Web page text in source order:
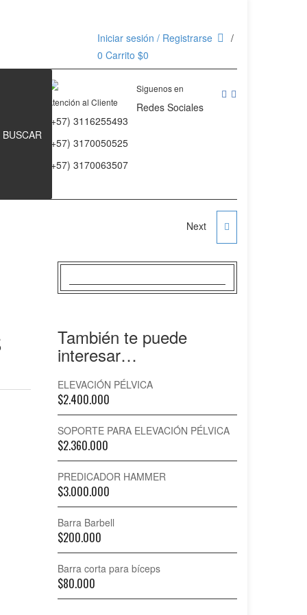
Iniciar sesión / Registrarse
0 Carrito $0
Atención al Cliente
(+57) 3116255493
(+57) 3170050525
(+57) 3170063507
Siguenos en
Redes Sociales
BUSCAR
COLCHONETA YOGA
AISLANTE TERMICO
Next
También te puede
interesar…
ELEVACIÓN PÉLVICA
$2.400.000
SOPORTE PARA ELEVACIÓN PÉLVICA
$2.360.000
PREDICADOR HAMMER
$3.000.000
Barra Barbell
$200.000
Barra corta para bíceps
$80.000